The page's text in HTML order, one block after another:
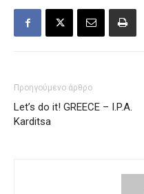
Προηγούμενο άρθρο
Let’s do it! GREECE – I.P.A.
Karditsa